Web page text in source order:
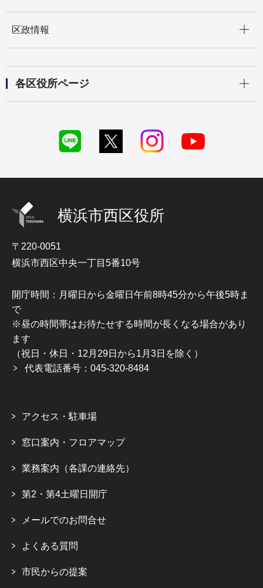
区政情報
各区役所ページ
横浜市西区役所
〒220-0051
横浜市西区中央一丁目5番10号
開庁時間：月曜日から金曜日午前8時45分から午後5時ま
で
※昼の時間帯はお待たせする時間が長くなる場合があり
ます
（祝日・休日・12月29日から1月3日を除く）
代表電話番号：045-320-8484
アクセス・駐車場
窓口案内・フロアマップ
業務案内（各課の連絡先）
第2・第4土曜日開庁
メールでのお問合せ
よくある質問
市民からの提案